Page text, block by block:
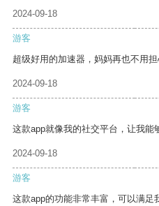
2024-09-18
游客
超级好用的加速器，妈妈再也不用担
2024-09-18
游客
这款app就像我的社交平台，让我能
2024-09-18
游客
这款app的功能非常丰富，可以满足